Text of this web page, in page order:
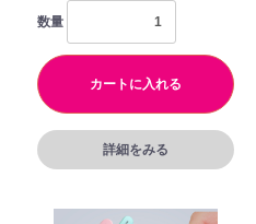
数量
カートに入れる
詳細をみる